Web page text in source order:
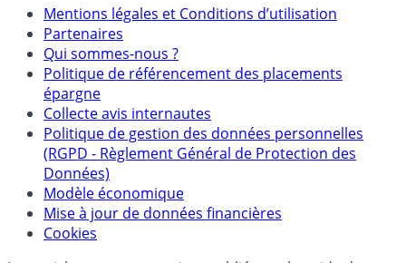
Mentions légales et Conditions d’utilisation
Partenaires
Qui sommes-nous ?
Politique de référencement des placements
épargne
Collecte avis internautes
Politique de gestion des données personnelles
(RGPD - Règlement Général de Protection des
Données)
Modèle économique
Mise à jour de données financières
Cookies